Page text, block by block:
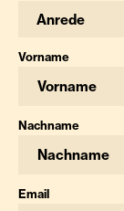
Anrede
Vorname
Nachname
Email